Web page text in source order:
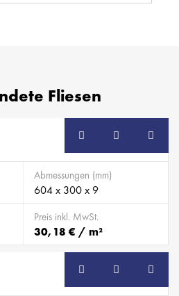
Fliesen
Abmessungen (mm)
604 x 300 x 9
Preis inkl. MwSt.
30,18 € / m²